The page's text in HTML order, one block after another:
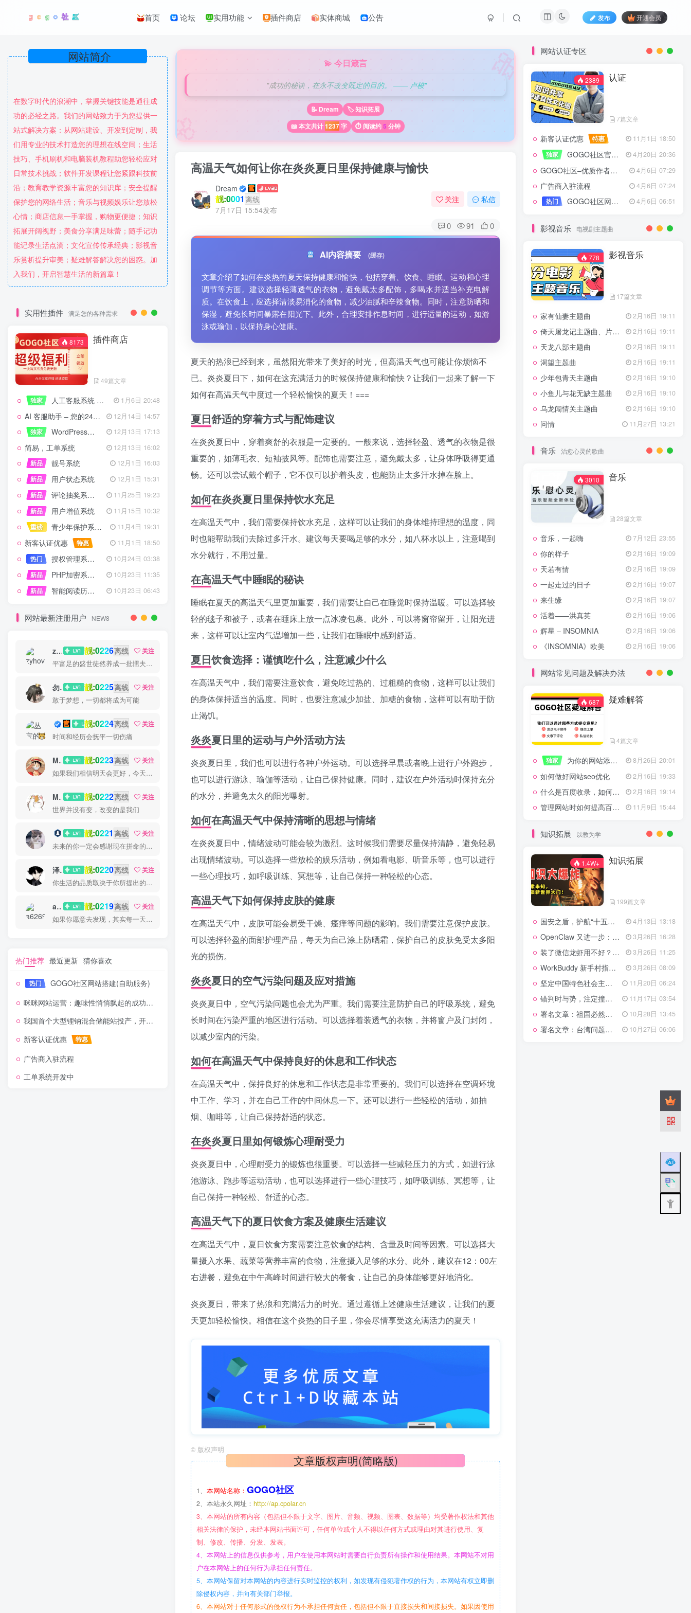
首页 论坛 实用功能 插件商店 实体商城 公告 发布 开通会员
在数字时代的浪潮中，掌握关键技能是通往成
功的必经之路。我们的网站致力于为您提供一
站式解决方案：从网站建设、开发到定制，我
们用专业的技术打造您的理想在线空间；生活
技巧、手机刷机和电脑装机教程助您轻松应对
日常技术挑战；软件开发课程让您紧跟科技前
沿；教育教学资源丰富您的知识库；安全提醒
保护您的网络生活；音乐与视频娱乐让您放松
心情；商店信息一手掌握，购物更便捷；知识
拓展开阔视野；美食分享满足味蕾；随手记功
能记录生活点滴；文化宣传传承经典；影视音
乐赏析提升审美；疑难解答解决您的困惑。加
入我们，开启智慧生活的新篇章！
实用性插件 满足您的各种需求
8173 插件商店
49篇文章
独家 人工客服系统 技术开发文档 1月6日 20:48
AI 客服助手 – 您的24/7智能客服专家
12月14日 14:57
独家
WordPress设备管理器插件 – 专业版 12月13日 17:13
简易，工单系统
12月13日 16:02
新品
靓号系统
12月1日 16:03
新品
用户状态系统
12月1日 15:31
新品
评论抽奖系统 – 完整功能详解
11月25日 19:23
新品
用户增值系统
11月15日 10:32
重磅
青少年保护系统 专为子比主题开发 11月4日 19:31
新客认证优惠 特惠
11月1日 18:50
热门
授权管理系统子比主题专版
10月24日 03:38
新品
PHP加密系统专业版
10月23日 11:35
新品
智能阅读历史系统 10月23日 06:43
网站最新注册用户 NEW8
zyhove 靓:0226离线
关注
平富足的盛世徒然养成一批懦夫，困苦永远是坚强之母
勿听 靓:0225离线
关注
敢于梦想，一切都将成为可能
丛宝 靓:0224离线
关注
时间和经历会抚平一切伤痛
MS-康娃 靓:0223离线
关注
如果我们相信明天会更好，今天就能承受艰辛
Miss 先生 靓:0222离线
关注
世界并没有变，改变的是我们
猫小白 靓:0221 离线
关注
未来的你一定会感谢现在拼命的自己
泽宇 靓:0220离线
关注
你生活的品质取决于你所提出的问题
a626911 靓:0219离线
关注
如果你愿意去发现，其实每一天都很美
热门推荐 最近更新 猜你喜欢
热门
GOGO社区网站搭建(自助服务)
咪咪网站运营：趣味性悄悄飘起的成功风头
我国首个大型锂钠混合储能站投产，开启储能新时代
新客认证优惠
特惠
广告商入驻流程
工单系统开发中
🎀
🌸
💫 今日箴言
"成功的秘诀，在永不改变既定的目的。 —— 卢梭"
📝 Dream
🏷️ 知识拓展
📖 本文共计1237字 ⏱️ 阅读约5 分钟
高温天气如何让你在炎炎夏日里保持健康与愉快
Dream
靓:0001 离线
7月17日 15:54发布
关注 私信
0 91 0
AI内容摘要 (缓存)
文章介绍了如何在炎热的夏天保持健康和愉快，包括穿着、饮食、睡眠、运动和心理
调节等方面。建议选择轻薄透气的衣物，避免戴太多配饰，多喝水并适当补充电解
质。在饮食上，应选择清淡易消化的食物，减少油腻和辛辣食物。同时，注意防晒和
保湿，避免长时间暴露在阳光下。此外，合理安排作息时间，进行适量的运动，如游
泳或瑜伽，以保持身心健康。
夏天的热浪已经到来，虽然阳光带来了美好的时光，但高温天气也可能让你烦恼不
已。炎炎夏日下，如何在这充满活力的时候保持健康和愉快？让我们一起来了解一下
如何在高温天气中度过一个轻松愉快的夏天！===
夏日舒适的穿着方式与配饰建议
在炎炎夏日中，穿着爽舒的衣服是一定要的。一般来说，选择轻盈、透气的衣物是很
重要的，如薄毛衣、短袖披风等。配饰也需要注意，避免戴太多，让身体呼吸得更通
畅。还可以尝试戴个帽子，它不仅可以护着头皮，也能防止太多汗水掉在脸上。
如何在炎炎夏日里保持饮水充足
在高温天气中，我们需要保持饮水充足，这样可以让我们的身体维持理想的温度，同
时也能帮助我们去除过多汗水。建议每天要喝足够的水分，如八杯水以上，注意喝到
水分就行，不用过量。
在高温天气中睡眠的秘诀
睡眠在夏天的高温天气里更加重要，我们需要让自己在睡觉时保持温暖。可以选择较
轻的毯子和被子，或者在睡床上放一点冰凌包裹。此外，可以将窗帘留开，让阳光进
来，这样可以让室内气温增加一些，让我们在睡眠中感到舒适。
夏日饮食选择：谨慎吃什么，注意减少什么
在高温天气中，我们需要注意饮食，避免吃过热的、过粗糙的食物，这样可以让我们
的身体保持适当的温度。同时，也要注意减少加盐、加糖的食物，这样可以有助于防
止渴饥。
炎炎夏日里的运动与户外活动方法
炎炎夏日里，我们也可以进行各种户外运动。可以选择早晨或者晚上进行户外跑步，
也可以进行游泳、瑜伽等活动，让自己保持健康。同时，建议在户外活动时保持充分
的水分，并避免太久的阳光曝射。
如何在高温天气中保持清晰的思想与情绪
在炎炎夏日中，情绪波动可能会较为激烈。这时候我们需要尽量保持清静，避免轻易
出现情绪波动。可以选择一些放松的娱乐活动，例如看电影、听音乐等，也可以进行
一些心理技巧，如呼吸训练、冥想等，让自己保持一种轻松的心态。
高温天气下如何保持皮肤的健康
在高温天气中，皮肤可能会易受干燥、瘙痒等问题的影响。我们需要注意保护皮肤。
可以选择轻盈的面部护理产品，每天为自己涂上防晒霜，保护自己的皮肤免受太多阳
光的损伤。
炎炎夏日的空气污染问题及应对措施
炎炎夏日中，空气污染问题也会尤为严重。我们需要注意防护自己的呼吸系统，避免
长时间在污染严重的地区进行活动。可以选择着装透气的衣物，并将窗户及门封闭，
以减少室内的污染。
如何在高温天气中保持良好的休息和工作状态
在高温天气中，保持良好的休息和工作状态是非常重要的。我们可以选择在空调环境
中工作、学习，并在自己工作的中间休息一下。还可以进行一些轻松的活动，如抽
烟、咖啡等，让自己保持舒适的状态。
在炎炎夏日里如何锻炼心理耐受力
炎炎夏日中，心理耐受力的锻炼也很重要。可以选择一些减轻压力的方式，如进行泳
池游泳、跑步等运动活动，也可以选择进行一些心理技巧，如呼吸训练、冥想等，让
自己保持一种轻松、舒适的心态。
高温天气下的夏日饮食方案及健康生活建议
在高温天气中，夏日饮食方案需要注意饮食的结构、含量及时间等因素。可以选择大
量摄入水果、蔬菜等营养丰富的食物，注意摄入足够的水分。此外，建议在12：00左
右进餐，避免在中午高峰时间进行较大的餐食，让自己的身体能够更好地消化。
炎炎夏日，带来了热浪和充满活力的时光。通过遵循上述健康生活建议，让我们的夏
天更加轻松愉快。相信在这个炎热的日子里，你会尽情享受这充满活力的夏天！
© 版权声明
文章版权声明(简略版)
1、 本网站名称： GOGO社区
2、本站永久网址： http://ap.cpolar.cn
3、本网站的所有内容（包括但不限于文字、图片、音频、视频、图表、数据等）均受著作权法和其他
相关法律的保护，未经本网站书面许可，任何单位或个人不得以任何方式或理由对其进行使用、复
制、修改、传播、分发、发表。
4、本网站上的信息仅供参考，用户在使用本网站时需要自行负责所有操作和使用结果。本网站不对用
户在本网站上的任何行为承担任何责任。
5、本网站保留对本网站的内容进行实时监控的权利，如发现有侵犯著作权的行为，本网站有权立即删
除侵权内容，并向有关部门举报。
6、本网站对于任何形式的侵权行为不承担任何责任，包括但不限于直接损失和间接损失。如果因使用
网站认证专区
2389 认证
7篇文章
新客认证优惠 特惠
11月1日 18:50
独家
GOGO社区官方成员认证 4月20日 20:36
GOGO社区–优质作者认证 4月6日 07:29
广告商入驻流程
4月6日 07:24
热门
GOGO社区网站搭建(自助服务) 4月6日 06:51
影视音乐 电视剧主题曲
778 影视音乐
17篇文章
家有仙妻主题曲 2月16日 19:11
倚天屠龙记主题曲、片头曲 2月16日 19:11
天龙八部主题曲 2月16日 19:11
渴望主题曲 2月16日 19:11
少年包青天主题曲 2月16日 19:10
小鱼儿与花无缺主题曲 2月16日 19:10
乌龙闯情关主题曲 2月16日 19:10
问情 11月27日 13:21
音乐 治愈心灵的歌曲
3010 音乐
28篇文章
音乐，一起嗨 7月12日 23:55
你的样子 2月16日 19:09
天若有情 2月16日 19:09
一起走过的日子 2月16日 19:07
来生缘 2月16日 19:07
活着——洪真英 2月16日 19:06
辉星 – INSOMNIA 2月16日 19:06
《INSOMNIA》欧美 2月16日 19:06
网站常见问题及解决办法
687 疑难解答
4篇文章
独家 为你的网站添加百度登录 8月26日 20:01
如何做好网站seo优化 2月16日 19:33
什么是百度收录，如何提高收录量？ 2月16日 19:14
管理网站时如何提高百度权重？ 11月9日 15:44
知识拓展 以教为学
1.4W+ 知识拓展
199篇文章
国安之盾，护航“十五五”新征程 4月13日 13:18
OpenClaw 又进一步：微信直连+安全检测+版本切换 3月26日 16:28
装了微信龙虾用不好？3步让你轻松指挥AI干活！ 3月26日 11:25
WorkBuddy 新手村指南：10 个核心技巧帮你解锁满级虾🦞！ 3月26日 08:09
坚定中国特色社会主义法治的政治定力 11月20日 06:24
错判时与势，注定撞南墙 11月17日 03:54
署名文章：祖国必然统一势不可挡 10月28日 13:45
署名文章：台湾问题的由来和性质 10月27日 06:06
新客认证优惠 特惠
11月1日 18:50
独家
GOGO社区官方成员认证
GOGO社区–优质作者认证
广告商入驻流程
4月6日 07:24
热门
GOGO社区网站搭建(自助服务) 4月6日 06:51
电视剧主题曲
影视音乐
17篇文章
家有仙妻主题曲 2月16日 19:11
倚天屠龙记主题曲、片头曲 2月16日 19:11
渴望主题曲
少年包青天主题曲
小鱼儿与花无缺主题曲
乌龙闯情关主题曲 2月16日 19:10
问情 11月27日 13:21
治愈心灵的歌曲
28篇文章
音乐，一起嗨 7月12日 23:55
你的样子 2月16日 19:09
一起走过的日子 2月16日 19:07
来生缘
活着——洪真英
辉星 – INSOMNIA 2月16日 19:06
《INSOMNIA》欧美 2月16日 19:06
疑难解答
4篇文章
独家 为你的网站添加百度登录
如何做好网站seo优化
什么是百度收录，如何提高收录量？ 2月16日 19:14
管理网站时如何提高百度权重？ 11月9日 15:44
以教为学
知识拓展
199篇文章
国安之盾，护航“十五五”新征程 4月13日 13:18
11月20日 06:24
11月17日 03:54